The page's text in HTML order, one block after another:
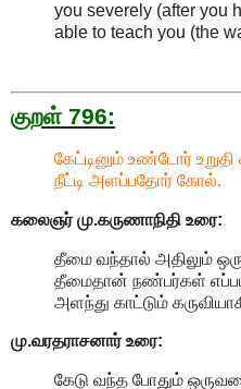
you severely (after you
able to teach you (the
குறள் 796:
கேட்டினும் உண்டோர்
நீட்டி அளப்பதோர் கோல்.
கலைஞர் மு.கருணாநிதி உரை:
தீமை வந்தால் அதிலும்
தீமைதான் நண்பர்கள்
அளந்து காட்டும்
மு.வரதராசனார்உரை:
கேடு வந்த போதும்